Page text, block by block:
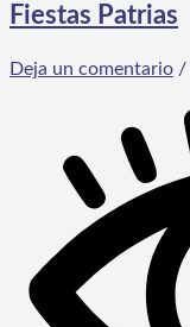
Fiestas Patrias
Deja un comentario /